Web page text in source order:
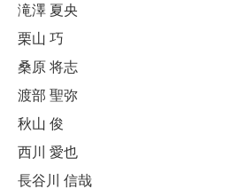
滝澤 夏央
栗山 巧
桑原 将志
渡部 聖弥
秋山 俊
西川 愛也
長谷川 信哉